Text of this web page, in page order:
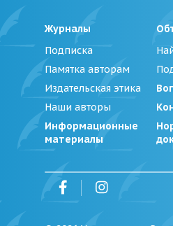
Журналы
Подписка
Памятка авторам
Издательская этика
Наши авторы
Информационные
материалы